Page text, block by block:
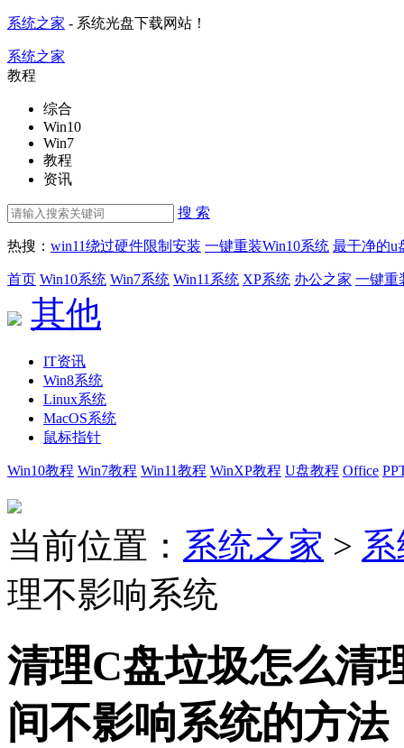
系统之家 - 系统光盘下载网站！
系统之家
教程
综合
Win10
Win7
教程
资讯
搜 索
热搜： win11绕过硬件限制安装 一键重装Win10系统 最干净的u
首页 Win10系统 Win7系统 Win11系统 XP系统 办公之家 一键重
其他
IT资讯
Win8系统
Linux系统
MacOS系统
鼠标指针
Win10教程 Win7教程 Win11教程 WinXP教程 U盘教程 Office
当前位置： 系统之家 >
理不影响系统
清理C盘垃圾怎么清
间不影响系统的方法